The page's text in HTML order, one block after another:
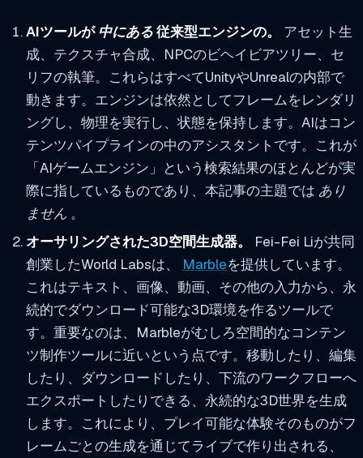
AIツールが 中にある従来型エンジンの。
アセット生
成、テクスチャ合成、NPCのビヘイビアツリー、セ
リフの執筆。これらはすべてUnityやUnrealの内部で
動きます。エンジンは依然としてフレームをレンダリ
ングし、物理を実行し、状態を保持します。AIはコン
テンツパイプラインの中のアシスタントです。これが
「AIゲームエンジン」という検索結果のほとんどが実
際に指しているものであり、本記事の主題では あり
ません 。
オーサリングされた3D空間生成器。
Fei-Fei Liが共同
創業したWorld Labsは、
Marbleを提供しています。
これはテキスト、画像、動画、その他の入力から、永
続的でダウンロード可能な3D環境を作るツールで
す。重要なのは、Marbleがむしろ空間的なコンテン
ツ制作ツールに近いという点です。移動したり、編集
したり、ダウンロードしたり、下流のワークフローへ
エクスポートしたりできる、永続的な3D世界を生成
します。これにより、プレイ可能な体験そのものがフ
レームごとの生成を通じてライブで作り出される、